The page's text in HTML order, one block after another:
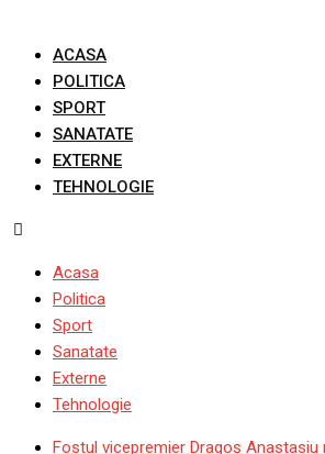
ACASA
POLITICA
SPORT
SANATATE
EXTERNE
TEHNOLOGIE
Acasa
Politica
Sport
Sanatate
Externe
Tehnologie
Fostul vicepremier Dragoș Anastasiu